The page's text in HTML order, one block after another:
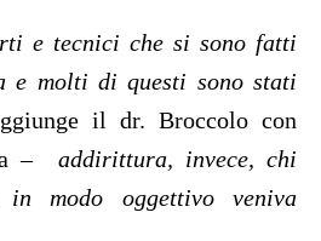
e tecnici che si sono fatti
e molti di questi sono stati
il dr. Broccolo con
– addirittura, invece, chi
modo oggettivo veniva